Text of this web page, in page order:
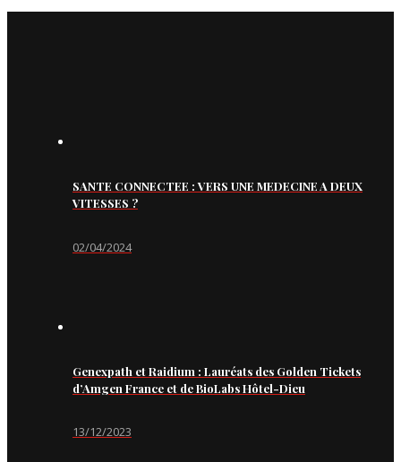
SANTE CONNECTEE : VERS UNE MEDECINE A DEUX
VITESSES ?
02/04/2024
Genexpath et Raidium : Lauréats des Golden Tickets
d’Amgen France et de BioLabs Hôtel-Dieu
13/12/2023